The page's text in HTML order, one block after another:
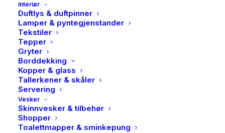
Interiør
Duftlys & duftpinner
Lamper & pyntegjenstander
Tekstiler
Tepper
Gryter
Borddekking
Kopper & glass
Tallerkener & skåler
Servering
Vesker
Skinnvesker & tilbehør
Shopper
Toalettmapper & sminkepung